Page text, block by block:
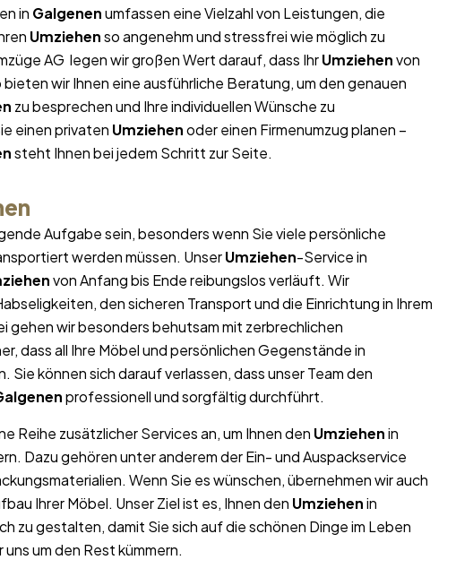
in Galgenenumfassen eine Vielzahl von Leistungen, die
Umziehenso angenehm und stressfrei wie möglich zu
AG legen wir großen Wert darauf, dass IhrUmziehenvon
wir Ihnen eine ausführliche Beratung, um den genauen
zu besprechen und Ihre individuellen Wünsche zu
einen privaten Umziehenoder einen Firmenumzug planen –
steht Ihnen bei jedem Schritt zur Seite.
Aufgabe sein, besonders wenn Sie viele persönliche
werden müssen. UnserUmziehen-Service in
von Anfang bis Ende reibungslos verläuft. Wir
den sicheren Transport und die Einrichtung in Ihrem
gehen wir besonders behutsam mit zerbrechlichen
dass all Ihre Möbel und persönlichen Gegenstände in
Sie können sich darauf verlassen, dass unser Team den
professionell und sorgfältig durchführt.
Reihe zusätzlicher Services an, um Ihnen den Umziehenin
Dazu gehören unter anderem der Ein- und Auspackservice
Wenn Sie es wünschen, übernehmen wir auch
Ihrer Möbel. Unser Ziel ist es, Ihnen den Umziehenin
zu gestalten, damit Sie sich auf die schönen Dinge im Leben
um den Rest kümmern.